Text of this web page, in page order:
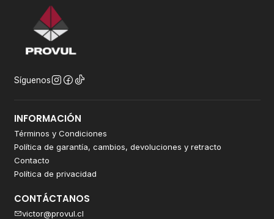
Síguenos
INFORMACIÓN
Términos y Condiciones
Política de garantía, cambios, devoluciones y retracto
Contacto
Política de privacidad
CONTÁCTANOS
victor@provul.cl